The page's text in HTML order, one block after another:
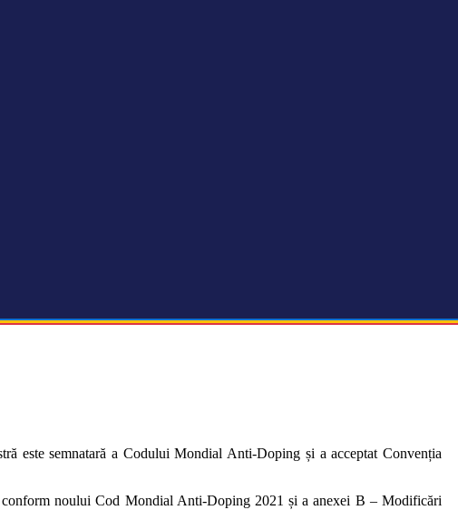
este semnatară a Codului Mondial Anti-Doping și a acceptat Convenția
noului Cod Mondial Anti-Doping 2021 și a anexei B – Modificări